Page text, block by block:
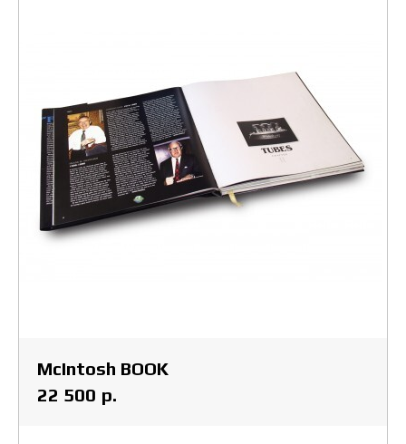
McIntosh BOOK
22 500 р.